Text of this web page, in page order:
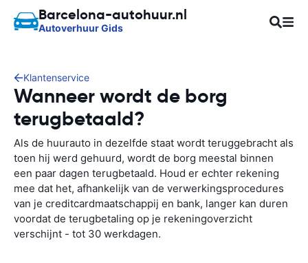
Barcelona-autohuur.nl
Autoverhuur Gids
Klantenservice
Wanneer wordt de borg
terugbetaald?
Als de huurauto in dezelfde staat wordt teruggebracht als
toen hij werd gehuurd, wordt de borg meestal binnen
een paar dagen terugbetaald. Houd er echter rekening
mee dat het, afhankelijk van de verwerkingsprocedures
van je creditcardmaatschappij en bank, langer kan duren
voordat de terugbetaling op je rekeningoverzicht
verschijnt - tot 30 werkdagen.